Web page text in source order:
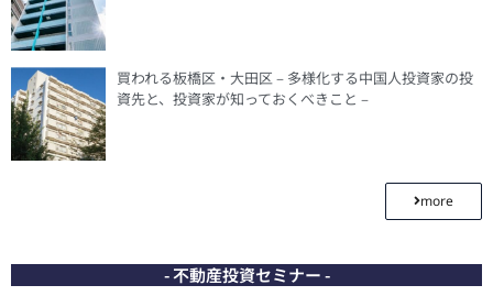
買われる板橋区・大田区 – 多様化する中国人投資家の投
資先と、投資家が知っておくべきこと –
more
- 不動産投資セミナー -